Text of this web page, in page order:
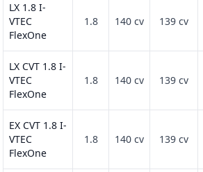
LX 1.8 I-
VTEC
FlexOne
1.8 140 cv 139 cv
LX CVT 1.8 I-
VTEC
FlexOne
1.8 140 cv 139 cv
EX CVT 1.8 I-
VTEC
FlexOne
1.8 140 cv 139 cv